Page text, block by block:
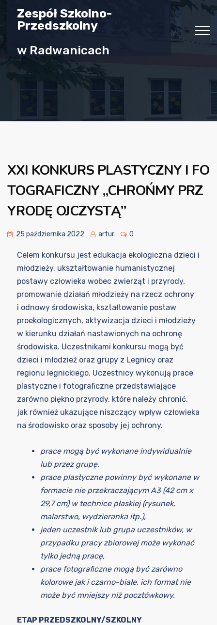
Zespół Szkolno-
Przedszkolny
w Radwanicach
XXI KONKURS PLASTYCZNY I FO
TOGRAFICZNY „CHROŃMY PRZ
YRODĘ OJCZYSTĄ”
25 października 2022 artur 0
Celem konkursu jest edukacja ekologiczna dzieci i
młodzieży, ukształtowanie humanistycznej
postawy człowieka wobec zwierząt i przyrody,
promowanie działań młodzieży na rzecz ochrony
i odnowy środowiska, kształtowanie postaw
proekologicznych, aktywizacja dzieci i młodzieży
w kierunku działań nastawionych na ochronę
środowiska. Uczestnikami konkursu mogą być
dzieci i młodzież oraz grupy z Legnicy oraz
regionu legnickiego. Uczestnicy wykonują prace
plastyczne i fotograficzne przedstawiające
zarówno piękno przyrody, które należy chronić,
jak również ukazujące niszczący wpływ człowieka
na środowisko oraz sposoby jej ochrony.
prace mogą być wykonane indywidualnie
lub przez grupę,
prace plastyczne powinny być wykonane w
formacie nie przekraczającym A3 (42 cm x
29,7 cm) w technice płaskiej (rysunek,
malarstwo, wydzieranka itp.),
jeden uczestnik lub grupa uczestników, w
przypadku pracy zbiorowej może wykonać
tylko jedną pracę,
prace fotograficzne mogą być zarówno
kolorowe jak i czarno-białe, ich format nie
może być mniejszy niż pocztówkowy.
ETAP PRZEDSZKOLNY/SZKOLNY